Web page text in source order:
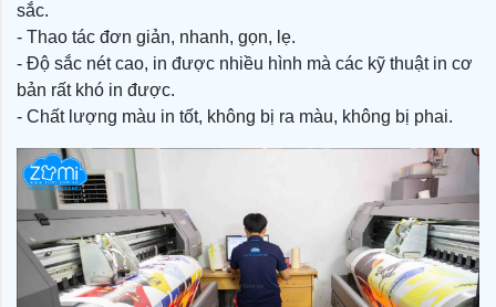
sắc.
- Thao tác đơn giản, nhanh, gọn, lẹ.
- Độ sắc nét cao, in được nhiều hình mà các kỹ thuật in cơ
bản rất khó in được.
- Chất lượng màu in tốt, không bị ra màu, không bị phai.